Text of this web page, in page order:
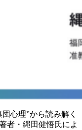
心理”から読み解く
者・縄田健悟氏によ